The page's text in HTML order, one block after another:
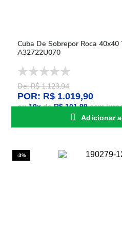
Cuba De Sobrepor Roca
A32722U070
De: R$ 1.123,94
POR: R$ 1.019,90
ou10xdeR$ 101,99sem
Adicionar
-3%